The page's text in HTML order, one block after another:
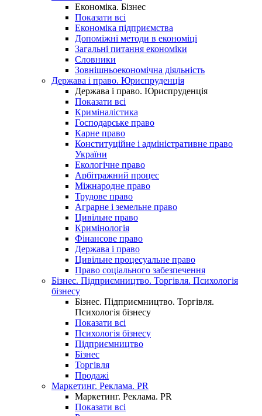
Економіка. Бізнес
Показати всі
Економіка підприємства
Допоміжні методи в економіці
Загальні питання економіки
Словники
Зовнішньоекономічна діяльність
Держава і право. Юриспруденція
Держава і право. Юриспруденція
Показати всі
Криміналістика
Господарське право
Карне право
Конституційне і адміністративне право
України
Екологічне право
Арбітражний процес
Міжнародне право
Трудове право
Аграрне і земельне право
Цивільне право
Кримінологія
Фінансове право
Держава і право
Цивільне процесуальне право
Право соціального забезпечення
Бізнес. Підприємництво. Торгівля. Психологія
бізнесу
Бізнес. Підприємництво. Торгівля.
Психологія бізнесу
Показати всі
Психологія бізнесу
Підприємництво
Бізнес
Торгівля
Продажі
Маркетинг. Реклама. PR
Маркетинг. Реклама. PR
Показати всі